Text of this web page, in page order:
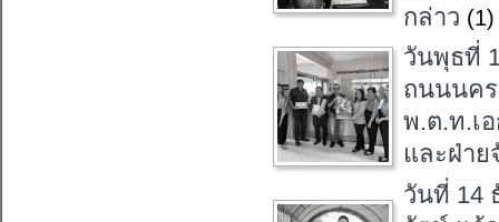
กล่าว (1)
วันพุธที่
ถนนนคร
พ.ต.ท.เ
และฝ่าย
วันที่ 14